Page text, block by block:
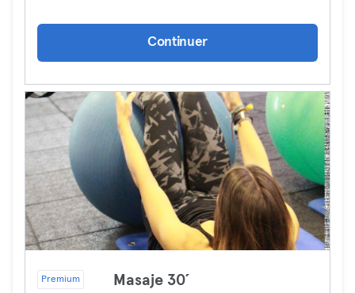
Continuer
Premium Masaje 30´